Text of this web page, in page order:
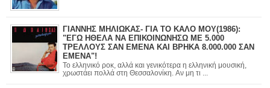
ΓΙΑΝΝΗΣ ΜΗΛΙΩΚΑΣ- ΓΙΑ ΤΟ ΚΑΛΟ ΜΟΥ(1986):
"ΕΓΩ ΗΘΕΛΑ ΝΑ ΕΠΙΚΟΙΝΩΝΗΣΩ ΜΕ 5.000
ΤΡΕΛΛΟΥΣ ΣΑΝ ΕΜΕΝΑ ΚΑΙ ΒΡΗΚΑ 8.000.000 ΣΑΝ
ΕΜΕΝΑ"!
Το ελληνικό ροκ, αλλά και γενικότερα η ελληνική μουσική,
χρωστάει πολλά στη Θεσσαλονίκη. Αν μη τι ...